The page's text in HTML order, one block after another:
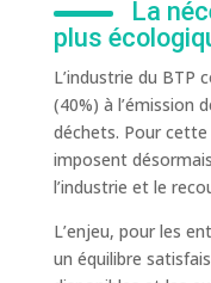
La
plus
L’industrie du BTP
(40%) à l’émission
déchets. Pour
imposent
l’industrie et le
L’enjeu, pour les
un équilibre